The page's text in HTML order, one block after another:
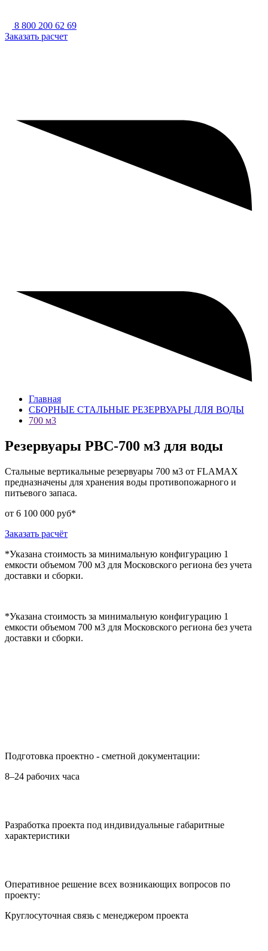
8 800 200 62 69
Заказать расчет
Главная
СБОРНЫЕ СТАЛЬНЫЕ РЕЗЕРВУАРЫ ДЛЯ ВОДЫ
700 м3
Резервуары РВС-700 м3 для воды
Стальные вертикальные резервуары 700 м3 от FLAMAX
предназначены для хранения воды противопожарного и
питьевого запаса.
от 6 100 000 руб*
Заказать расчёт
*Указана стоимость за минимальную конфигурацию 1
емкости объемом 700 м3 для Московского региона без учета
доставки и сборки.
*Указана стоимость за минимальную конфигурацию 1
емкости объемом 700 м3 для Московского региона без учета
доставки и сборки.
Подготовка проектно - сметной документации:
8–24 рабочих часа
Разработка проекта под индивидуальные габаритные
характеристики
Оперативное решение всех возникающих вопросов по
проекту:
Круглосуточная связь с менеджером проекта